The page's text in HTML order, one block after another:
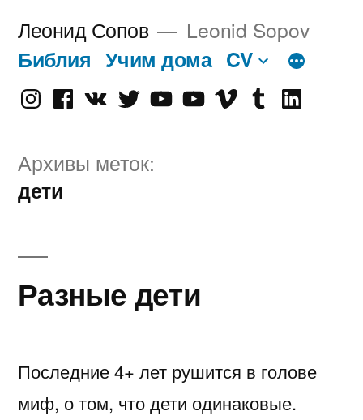
Леонид Сопов Leonid Sopov
Библия Учим дома CV
InstagramFacebook
VK TwitterYoutube
Old Vimeotumblrlinkedin
Архивы меток:
дети
Разные дети
Последние 4+ лет рушится в голове
миф, о том, что дети одинаковые.